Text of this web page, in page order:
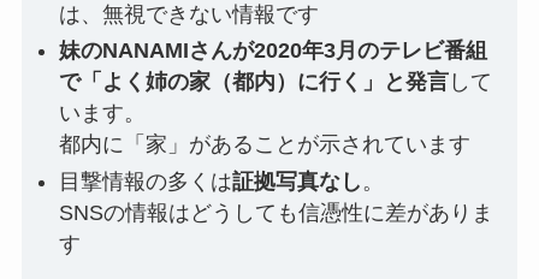
は、無視できない情報です
妹のNANAMIさんが2020年3月のテレビ番組
で「よく姉の家（都内）に行く」と発言 して
います。
都内に「家」があることが示されています
目撃情報の多くは証拠写真なし 。
SNSの情報はどうしても信憑性に差がありま
す